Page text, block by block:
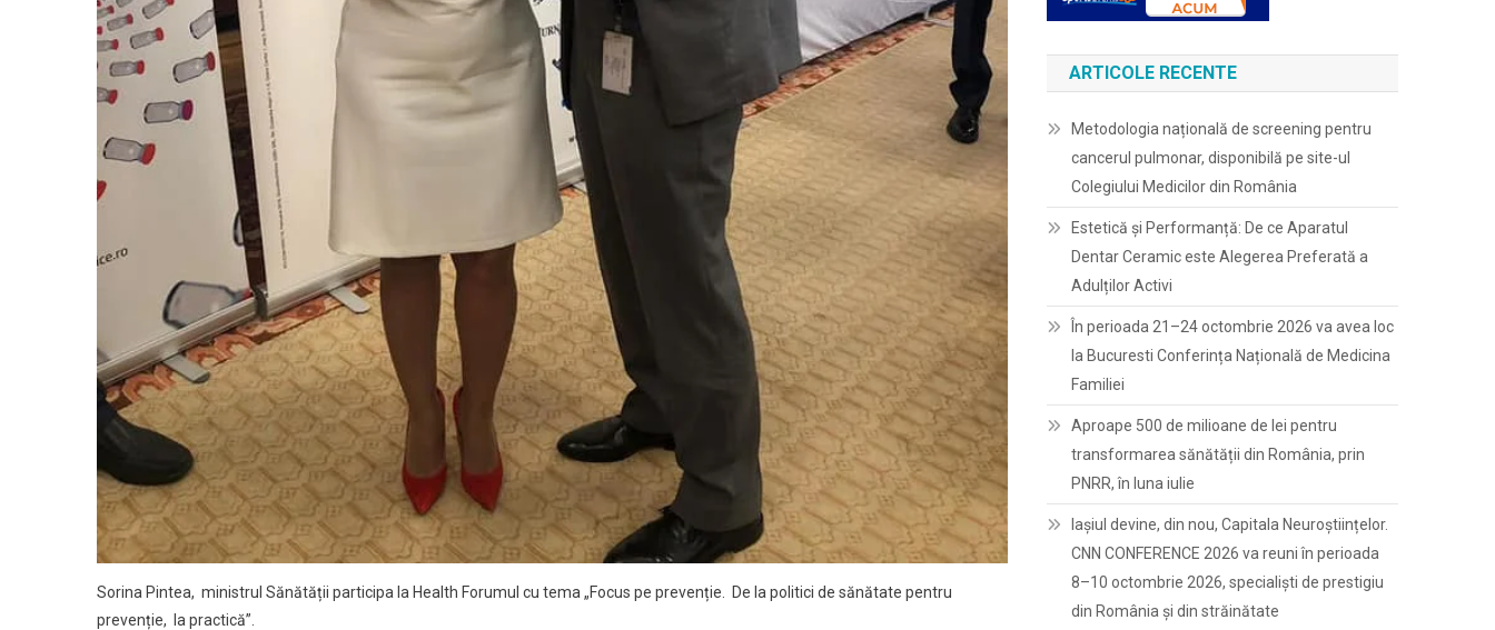
Sorina Pintea, ministrul Sănătății participa la Health Forumul cu tema „Focus pe prevenție. De la politici de sănătate pentru
prevenție, la practică”.
ARTICOLE RECENTE
Metodologia națională de screening pentru
cancerul pulmonar, disponibilă pe site-ul
Colegiului Medicilor din România
Estetică și Performanță: De ce Aparatul
Dentar Ceramic este Alegerea Preferată a
Adulților Activi
În perioada 21–24 octombrie 2026 va avea loc
la Bucuresti Conferința Națională de Medicina
Familiei
Aproape 500 de milioane de lei pentru
transformarea sănătății din România, prin
PNRR, în luna iulie
Iașiul devine, din nou, Capitala Neuroștiințelor.
CNN CONFERENCE 2026 va reuni în perioada
8–10 octombrie 2026, specialiști de prestigiu
din România și din străinătate